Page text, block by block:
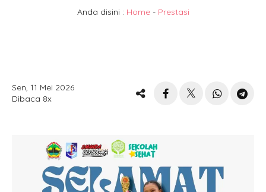
Anda disini : Home- Prestasi
Sen, 11 Mei 2026
Dibaca 8x